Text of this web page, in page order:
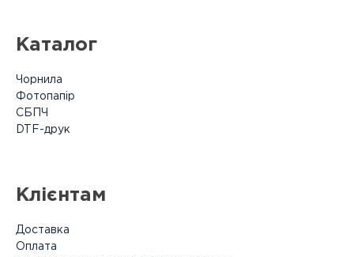
Каталог
Чорнила
Фотопапір
СБПЧ
DTF-друк
Клієнтам
Доставка
Оплата